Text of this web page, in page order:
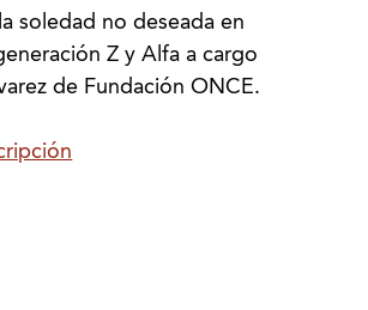
soledad no deseada en
Z y Alfa a cargo
de Fundación ONCE.